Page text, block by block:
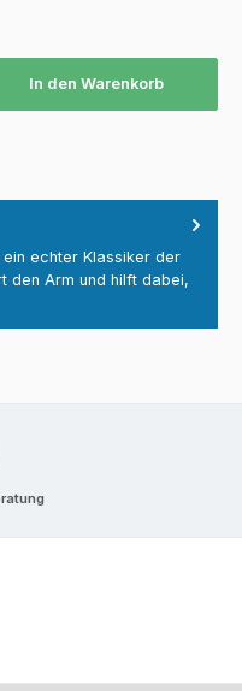
In den Warenkorb
echter Klassiker der
den Arm und hilft dabei,